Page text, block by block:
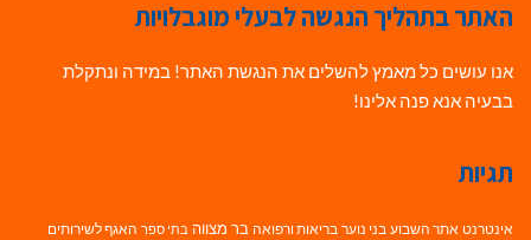
האתר בתהליך הנגשה לבעלי מוגבלויות
אנו עושים כל מאמץ להשלים את הנגשת האתר! במידה ונתקלת
בבעיה אנא פנה אלינו!
תגיות
אינטרנט אתר השבוע בני נוער בריאות ורפואה בר מצווה בתי ספר האגף לשירותים